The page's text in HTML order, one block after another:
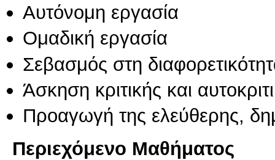
Αυτόνομη εργασία
Ομαδική εργασία
Σεβασμός στη
Άσκηση κριτικής και
Προαγωγή της ελεύθερης,
Περιεχόμενο Μαθήματος